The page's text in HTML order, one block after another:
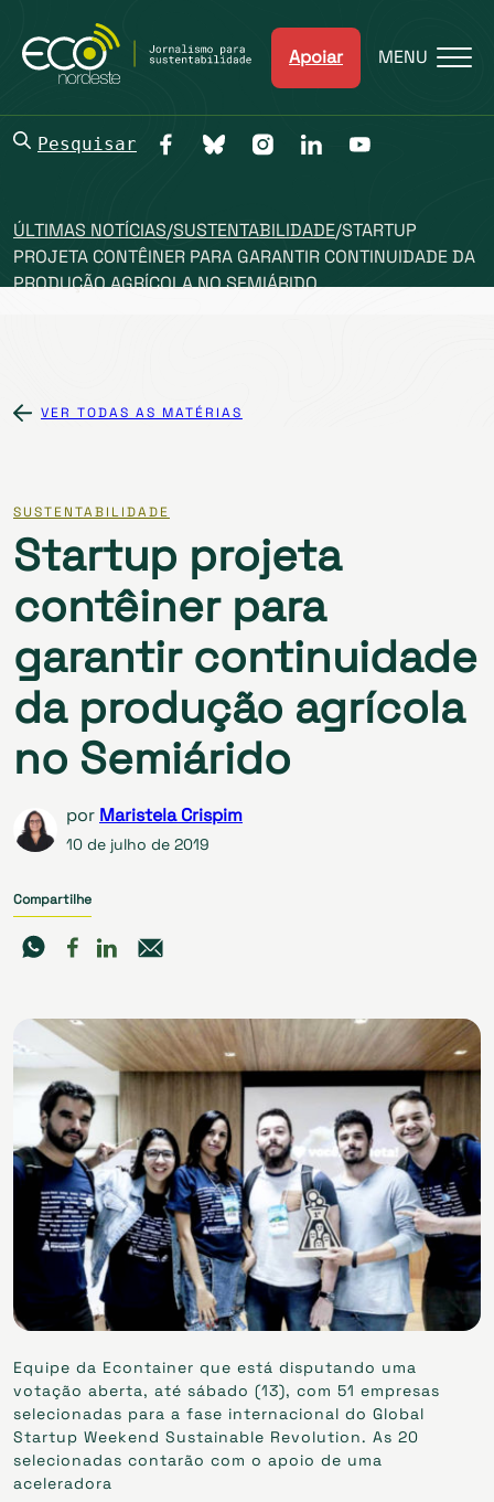
Apoiar MENU
Pesquisar
ÚLTIMAS NOTÍCIAS/SUSTENTABILIDADE/STARTUP
PROJETA CONTÊINER PARA GARANTIR CONTINUIDADE DA
PRODUÇÃO AGRÍCOLA NO SEMIÁRIDO
VER TODAS AS MATÉRIAS
SUSTENTABILIDADE
Startup projeta
contêiner para
garantir continuidade
da produção agrícola
no Semiárido
por Maristela Crispim
10 de julho de 2019
Compartilhe
Equipe da Econtainer que está disputando uma
votação aberta, até sábado (13), com 51 empresas
selecionadas para a fase internacional do Global
Startup Weekend Sustainable Revolution. As 20
selecionadas contarão com o apoio de uma
aceleradora